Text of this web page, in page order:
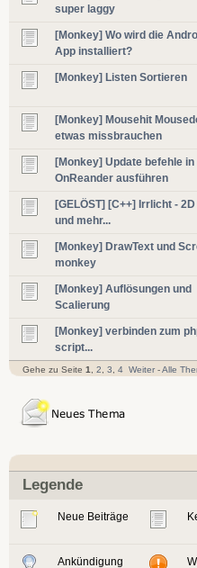
super laggy
[Monkey] Wo wird die
App installiert?
[Monkey] Listen Sortieren
[Monkey] Mousehit
etwas missbrauchen
[Monkey] Update befehle in
OnReander ausführen
[GELÖST] [C++] Irrlicht -
und mehr...
[Monkey] DrawText und
monkey
[Monkey] Auflösungen und
Scalierung
[Monkey] verbinden zum
script...
Gehe zu Seite 1 2 3 4 Weiter-Alle
Legende
Neue Beiträge
Ankündigung